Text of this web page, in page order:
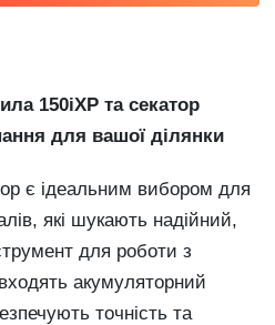
150iXP та секатор
для вашої ділянки
є ідеальним вибором для
які шукають надійний,
для роботи з
акумуляторний
точність та